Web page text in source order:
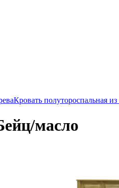
Кровать полутороспальная из
масло